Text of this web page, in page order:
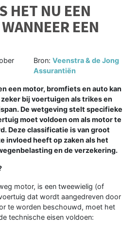
HET NU EEN
EEN
Bron: Veenstra & de Jong
Assurantiën
een motor, bromfiets en auto kan
bij voertuigen als trikes en
De wetgeving stelt specifieke
moet voldoen om als motor te
Deze classificatie is van groot
invloed heeft op zaken als het
en de verzekering.
motor, is een tweewielig (of
dat wordt aangedreven door
te worden beschouwd, moet het
technische eisen voldoen: